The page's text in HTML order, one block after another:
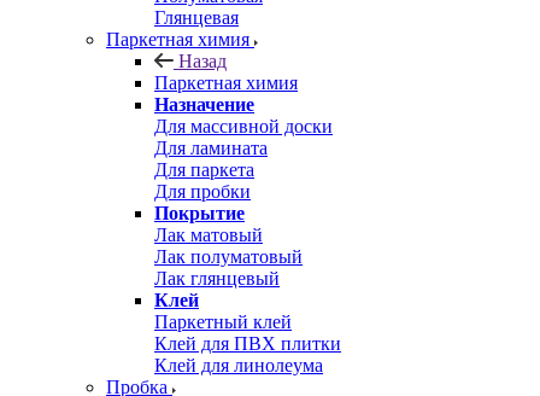
Глянцевая
Паркетная химия
Назад
Паркетная химия
Назначение
Для массивной доски
Для ламината
Для паркета
Для пробки
Покрытие
Лак матовый
Лак полуматовый
Лак глянцевый
Клей
Паркетный клей
Клей для ПВХ плитки
Клей для линолеума
Пробка